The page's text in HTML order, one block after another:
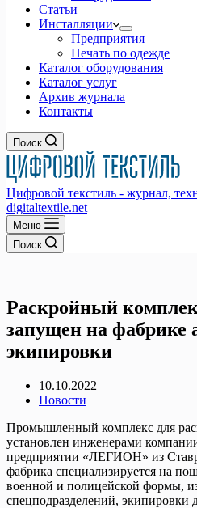
Статьи
Инсталляции
Предприятия
Печать по одежде
Каталог оборудования
Каталог услуг
Архив журнала
Контакты
Поиск
Цифровой текстиль - журнал,
digitaltextile.net
Меню
Поиск
Раскройный
запущен на фабрике
экипировки
10.10.2022
Новости
Промышленный комплекс для
установлен инженерами
предприятии «ЛЕГИОН» из
фабрика специализируется на
военной и полицейской формы,
спецподразделений, экипировки